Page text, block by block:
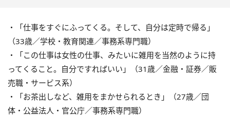
・「仕事をすぐにふってくる。そして、自分は定時で帰る」
（33歳／学校・教育関連／事務系専門職）
・「この仕事は女性の仕事、みたいに雑用を当然のように持
ってくること。自分ですればいい」（31歳／金融・証券／販
売職・サービス系）
・「お茶出しなど、雑用をまかせられるとき」（27歳／団
体・公益法人・官公庁／事務系専門職）